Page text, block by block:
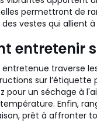
permettront de
vestes qui allient
entretenir
entretenue traverse
sur l’étiquette
pour un séchage à
Enfin,
prêt à affronter